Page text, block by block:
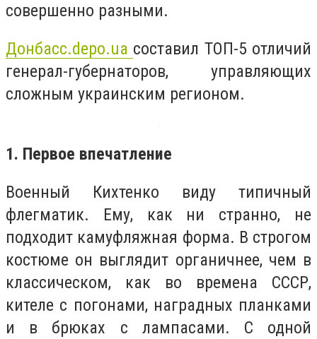
совершенно разными.
Донбасс.depo.ua составил ТОП-5 отличий
генерал-губернаторов, управляющих
сложным украинским регионом.
1. Первое впечатление
Военный Кихтенко виду типичный
флегматик. Ему, как ни странно, не
подходит камуфляжная форма. В строгом
костюме он выглядит органичнее, чем в
классическом, как во времена СССР,
кителе с погонами, наградных планками
и в брюках с лампасами. С одной